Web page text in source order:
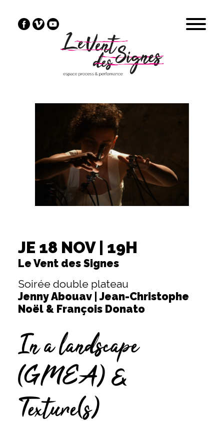
JE 18 NOV | 19H
Le Vent des Signes
Soirée double plateau
Jenny Abouav | Jean-Christophe
Noël & François Donato
In a landscape
(GMEA) &
Texture(s)